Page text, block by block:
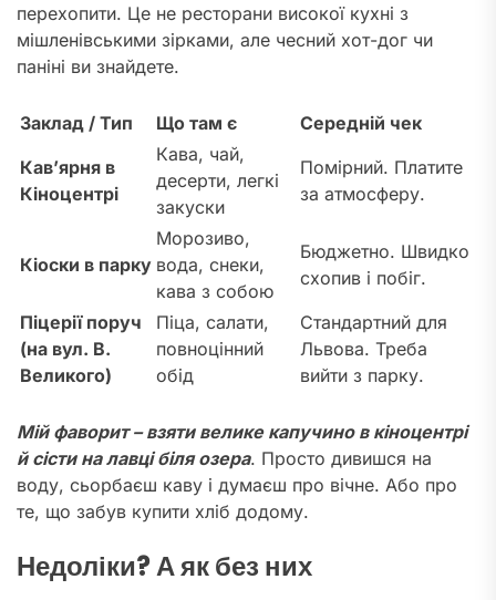
перехопити. Це не ресторани високої кухні з
мішленівськими зірками, але чесний хот-дог чи
паніні ви знайдете.
Заклад / Тип Що там є
Середній чек
Кав’ярня в
Кіноцентрі
Кава, чай,
десерти, легкі
закуски
Помірний. Платите
за атмосферу.
Кіоски в парку
Морозиво,
вода, снеки,
кава з собою
Бюджетно. Швидко
схопив і побіг.
Піцерії поруч
(на вул. В.
Великого)
Піца, салати,
повноцінний
обід
Стандартний для
Львова. Треба
вийти з парку.
Мій фаворит – взяти велике капучино в кіноцентрі
й сісти на лавці біля озера. Просто дивишся на
воду, сьорбаєш каву і думаєш про вічне. Або про
те, що забув купити хліб додому.
Недоліки? А як без них